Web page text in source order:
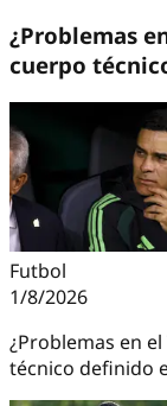
¿Problemas
cuerpo
Futbol
1/8/2026
¿Problemas en
técnico definido